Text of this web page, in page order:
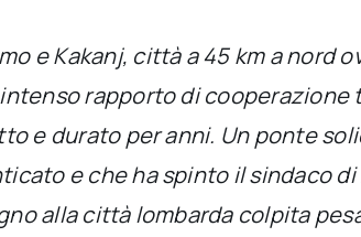
e Kakanj, città a 45 km a nord
rapporto di
e durato per anni. Un ponte
e che ha spinto il sindaco
alla città lombarda colpita